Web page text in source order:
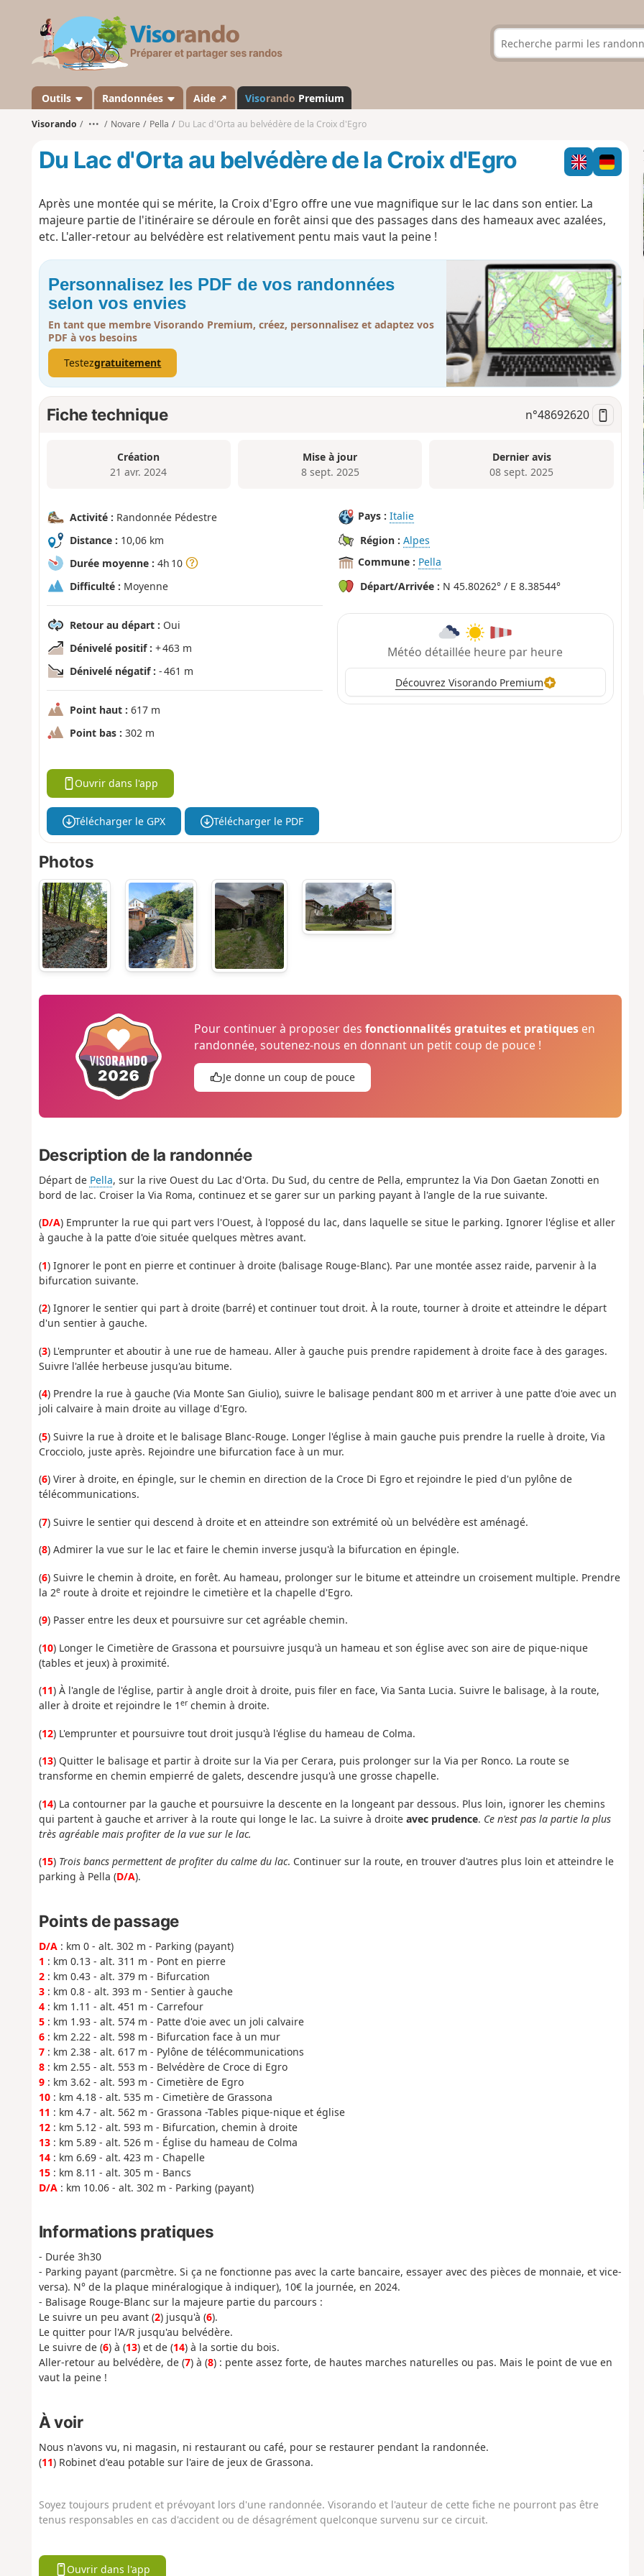
s
a
n
d
Outils Randonnées Aide ↗ Visorando Premium
Visorando ••• Novare Pella Du Lac d'Orta au belvédère de la Croix d'Egro
Du Lac d'Orta au belvédère de la Croix d'Egro
Après une montée qui se mérite, la Croix d'Egro offre une vue magnifique sur le lac dans son entier. La
majeure partie de l'itinéraire se déroule en forêt ainsi que des passages dans des hameaux avec azalées,
etc. L'aller-retour au belvédère est relativement pentu mais vaut la peine !
Personnalisez les PDF de vos randonnées
selon vos envies
En tant que membre Visorando Premium, créez, personnalisez et adaptez vos
PDF à vos besoins
Testezgratuitement
Fiche technique n°48692620
Création
21 avr. 2024
Mise à jour
8 sept. 2025
Dernier avis
08 sept. 2025
Activité : Randonnée Pédestre
Distance : 10,06 km
Durée moyenne : 4h 10
Difficulté : Moyenne
Retour au départ : Oui
Dénivelé positif : + 463 m
Dénivelé négatif : - 461 m
Point haut : 617 m
Point bas : 302 m
Pays : Italie
Région : Alpes
Commune : Pella
Départ/Arrivée : N 45.80262° / E 8.38544°
Météo détaillée heure par heure
Découvrez Visorando Premium
Ouvrir dans l'app
Télécharger le GPX Télécharger le PDF
Photos
Pour continuer à proposer desfonctionnalités gratuites et pratiques en
randonnée, soutenez-nous en donnant un petit coup de pouce !
Je donne un coup de pouce
Description de la randonnée
Départ de Pella, sur la rive Ouest du Lac d'Orta. Du Sud, du centre de Pella, empruntez la Via Don Gaetan Zonotti en
bord de lac. Croiser la Via Roma, continuez et se garer sur un parking payant à l'angle de la rue suivante.
(D/A) Emprunter la rue qui part vers l'Ouest, à l'opposé du lac, dans laquelle se situe le parking. Ignorer l'église et aller
à gauche à la patte d'oie située quelques mètres avant.
(1) Ignorer le pont en pierre et continuer à droite (balisage Rouge-Blanc). Par une montée assez raide, parvenir à la
bifurcation suivante.
(2) Ignorer le sentier qui part à droite (barré) et continuer tout droit. À la route, tourner à droite et atteindre le départ
d'un sentier à gauche.
(3) L'emprunter et aboutir à une rue de hameau. Aller à gauche puis prendre rapidement à droite face à des garages.
Suivre l'allée herbeuse jusqu'au bitume.
(4) Prendre la rue à gauche (Via Monte San Giulio), suivre le balisage pendant 800 m et arriver à une patte d'oie avec un
joli calvaire à main droite au village d'Egro.
(5) Suivre la rue à droite et le balisage Blanc-Rouge. Longer l'église à main gauche puis prendre la ruelle à droite, Via
Crocciolo, juste après. Rejoindre une bifurcation face à un mur.
(6) Virer à droite, en épingle, sur le chemin en direction de la Croce Di Egro et rejoindre le pied d'un pylône de
télécommunications.
(7) Suivre le sentier qui descend à droite et en atteindre son extrémité où un belvédère est aménagé.
(8) Admirer la vue sur le lac et faire le chemin inverse jusqu'à la bifurcation en épingle.
(6) Suivre le chemin à droite, en forêt. Au hameau, prolonger sur le bitume et atteindre un croisement multiple. Prendre
la 2eroute à droite et rejoindre le cimetière et la chapelle d'Egro.
(9) Passer entre les deux et poursuivre sur cet agréable chemin.
(10) Longer le Cimetière de Grassona et poursuivre jusqu'à un hameau et son église avec son aire de pique-nique
(tables et jeux) à proximité.
(11) À l'angle de l'église, partir à angle droit à droite, puis filer en face, Via Santa Lucia. Suivre le balisage, à la route,
aller à droite et rejoindre le 1 erchemin à droite.
(12) L'emprunter et poursuivre tout droit jusqu'à l'église du hameau de Colma.
(13) Quitter le balisage et partir à droite sur la Via per Cerara, puis prolonger sur la Via per Ronco. La route se
transforme en chemin empierré de galets, descendre jusqu'à une grosse chapelle.
(14) La contourner par la gauche et poursuivre la descente en la longeant par dessous. Plus loin, ignorer les chemins
qui partent à gauche et arriver à la route qui longe le lac. La suivre à droite avec prudence. Ce n'est pas la partie la plus
très agréable mais profiter de la vue sur le lac.
(15) Trois bancs permettent de profiter du calme du lac. Continuer sur la route, en trouver d'autres plus loin et atteindre le
parking à Pella (D/A).
Points de passage
D/A: km 0 - alt. 302 m - Parking (payant)
1 : km 0.13 - alt. 311 m - Pont en pierre
2: km 0.43 - alt. 379 m - Bifurcation
3: km 0.8 - alt. 393 m - Sentier à gauche
4: km 1.11 - alt. 451 m - Carrefour
5: km 1.93 - alt. 574 m - Patte d'oie avec un joli calvaire
6: km 2.22 - alt. 598 m - Bifurcation face à un mur
7: km 2.38 - alt. 617 m - Pylône de télécommunications
8: km 2.55 - alt. 553 m - Belvédère de Croce di Egro
9: km 3.62 - alt. 593 m - Cimetière de Egro
10: km 4.18 - alt. 535 m - Cimetière de Grassona
11 : km 4.7 - alt. 562 m - Grassona -Tables pique-nique et église
12: km 5.12 - alt. 593 m - Bifurcation, chemin à droite
13: km 5.89 - alt. 526 m - Église du hameau de Colma
14: km 6.69 - alt. 423 m - Chapelle
15: km 8.11 - alt. 305 m - Bancs
D/A: km 10.06 - alt. 302 m - Parking (payant)
Informations pratiques
- Durée 3h30
- Parking payant (parcmètre. Si ça ne fonctionne pas avec la carte bancaire, essayer avec des pièces de monnaie, et vice-
versa). N° de la plaque minéralogique à indiquer), 10€ la journée, en 2024.
- Balisage Rouge-Blanc sur la majeure partie du parcours :
Le suivre un peu avant (2) jusqu'à (6).
Le quitter pour l'A/R jusqu'au belvédère.
Le suivre de (6) à (13) et de (14) à la sortie du bois.
Aller-retour au belvédère, de (7) à (8) : pente assez forte, de hautes marches naturelles ou pas. Mais le point de vue en
vaut la peine !
À voir
Nous n'avons vu, ni magasin, ni restaurant ou café, pour se restaurer pendant la randonnée.
(11) Robinet d'eau potable sur l'aire de jeux de Grassona.
Soyez toujours prudent et prévoyant lors d'une randonnée. Visorando et l'auteur de cette fiche ne pourront pas être
tenus responsables en cas d'accident ou de désagrément quelconque survenu sur ce circuit.
Ouvrir dans l'app